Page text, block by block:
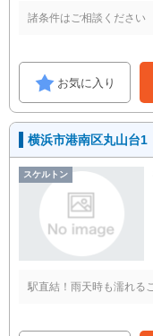
諸条件はご相談ください
お気に入り
横浜市港南区丸山台1
スケルトン
駅直結！雨天時も濡れる